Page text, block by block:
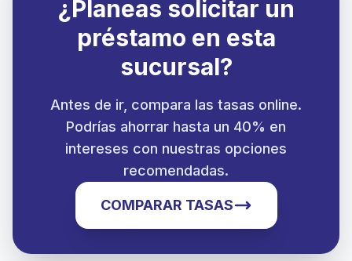
¿Planeas solicitar un
préstamo en esta
sucursal?
Antes de ir, compara las tasas online.
Podrías ahorrar hasta un 40% en
intereses con nuestras opciones
recomendadas.
COMPARAR TASAS